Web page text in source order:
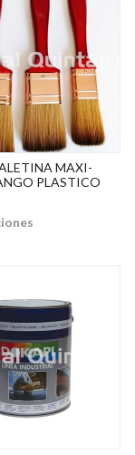
MAXI-
PLASTICO